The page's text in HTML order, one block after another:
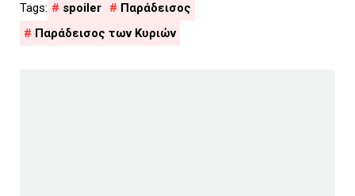
spoiler
Παράδεισος
Παράδεισος των Κυριών